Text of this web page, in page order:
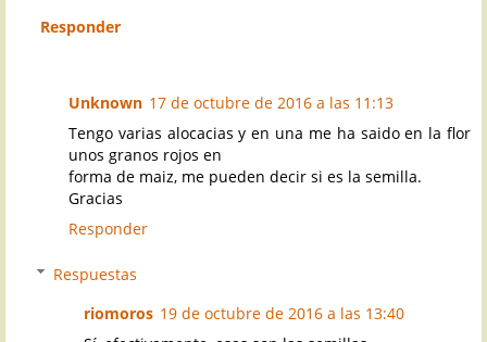
Responder
Unknown 17 de octubre de 2016 a las 11:13
Tengo varias alocacias y en una me ha saido en la flor
unos granos rojos en
forma de maiz, me pueden decir si es la semilla.
Gracias
Responder
Respuestas
riomoros 19 de octubre de 2016 a las 13:40